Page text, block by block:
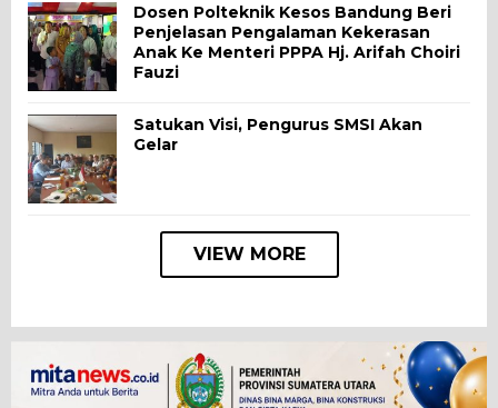
Dosen Polteknik Kesos Bandung Beri
Penjelasan Pengalaman Kekerasan
Anak Ke Menteri PPPA Hj. Arifah Choiri
Fauzi
Satukan Visi, Pengurus SMSI Akan
Gelar
VIEW MORE